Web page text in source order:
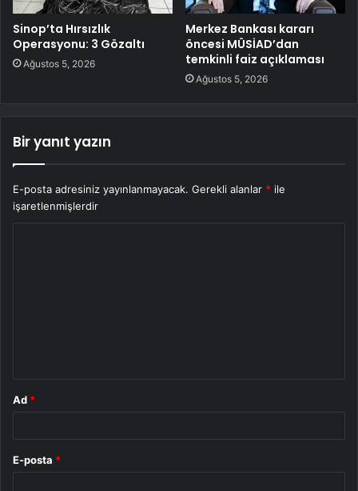
Sinop’ta Hırsızlık
Operasyonu: 3 Gözaltı
Ağustos 5, 2026
Merkez Bankası kararı
öncesi MÜSİAD’dan
temkinli faiz açıklaması
Ağustos 5, 2026
Bir yanıt yazın
E-posta adresiniz yayınlanmayacak. Gerekli alanlar * ile
işaretlenmişlerdir
Ad *
E-posta *